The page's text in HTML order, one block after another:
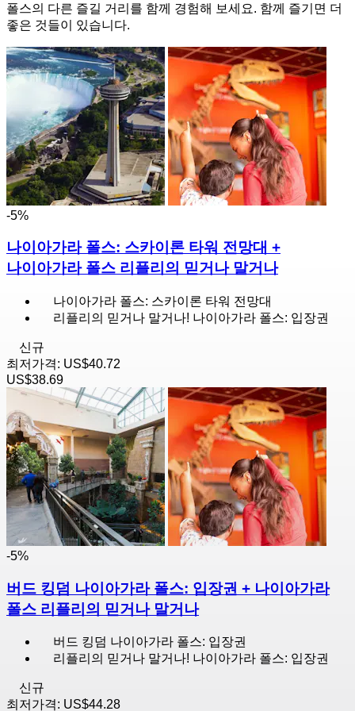
폴스의 다른 즐길 거리를 함께 경험해 보세요. 함께 즐기면 더
좋은 것들이 있습니다.
-5%
나이아가라 폴스: 스카이론 타워 전망대 +
나이아가라 폴스 리플리의 믿거나 말거나
나이아가라 폴스: 스카이론 타워 전망대
리플리의 믿거나 말거나! 나이아가라 폴스: 입장권
신규
최저가격: US$40.72
US$38.69
-5%
버드 킹덤 나이아가라 폴스: 입장권 + 나이아가라
폴스 리플리의 믿거나 말거나
버드 킹덤 나이아가라 폴스: 입장권
리플리의 믿거나 말거나! 나이아가라 폴스: 입장권
신규
최저가격: US$44.28